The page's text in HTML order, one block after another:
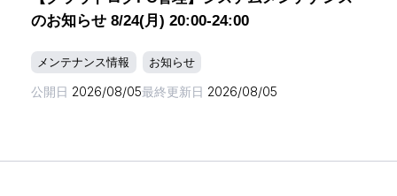
のお知らせ 8/24(月) 20:00-24:00
メンテナンス情報 お知らせ
公開日 2026/08/05最終更新日 2026/08/05